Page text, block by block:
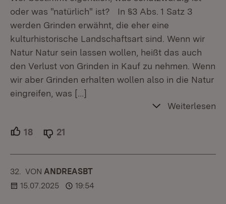
oder was "natürlich" ist? In §3 Abs. 1 Satz 3
werden Grinden erwähnt, die eher eine
kulturhistorische Landschaftsart sind. Wenn wir
Natur Natur sein lassen wollen, heißt das auch
den Verlust von Grinden in Kauf zu nehmen. Wenn
wir aber Grinden erhalten wollen also in die Natur
eingreifen, was […]
Weiterlesen
18 Unterstützer.
21
32. KOMMENTAR
VON :ANDREASBT
15.07.2025
19:54